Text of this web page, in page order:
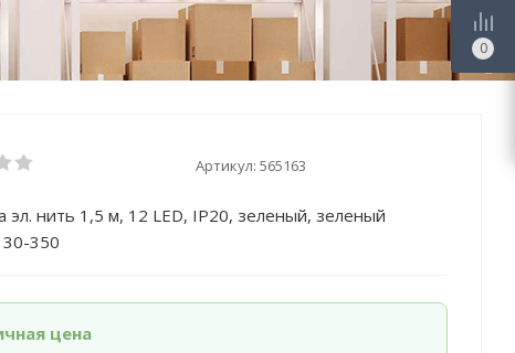
Артикул: 565163
эл. нить 1,5 м, 12 LED, IP20, зеленый, зеленый
350
цена
0